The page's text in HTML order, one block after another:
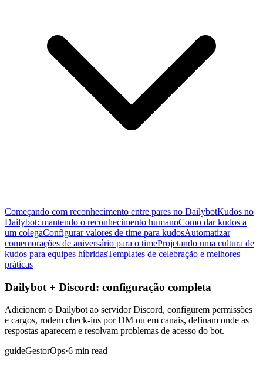
Começando com reconhecimento entre pares no DailybotKudos no
Dailybot: mantendo o reconhecimento humanoComo dar kudos a
um colegaConfigurar valores de time para kudosAutomatizar
comemorações de aniversário para o timeProjetando uma cultura de
kudos para equipes híbridasTemplates de celebração e melhores
práticas
Dailybot + Discord: configuração completa
Adicionem o Dailybot ao servidor Discord, configurem permissões
e cargos, rodem check-ins por DM ou em canais, definam onde as
respostas aparecem e resolvam problemas de acesso do bot.
guideGestorOps·6 min read